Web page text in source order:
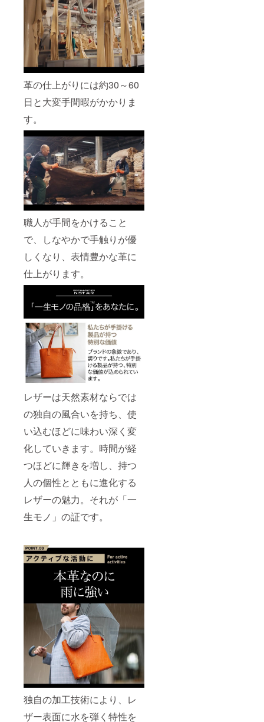
革の仕上がりには約30～60
日と大変手間暇がかかりま
す。
職人が手間をかけること
で、しなやかで手触りが優
しくなり、表情豊かな革に
仕上がります。
レザーは天然素材ならでは
の独自の風合いを持ち、使
い込むほどに味わい深く変
化していきます。時間が経
つほどに輝きを増し、持つ
人の個性とともに進化する
レザーの魅力。それが「一
生モノ」の証です。
独自の加工技術により、レ
ザー表面に水を弾く特性を